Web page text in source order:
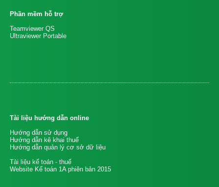
Phần mềm hỗ trợ
Teamviewer QS
Ultraviewer Portable
Tài liệu hướng dẫn online
Hướng dẫn sử dụng
Hướng dẫn kê khai thuế
Hướng dẫn quản lý cơ sở dữ liệu
Tài liệu kế toán - thuế
Website Kế toán 1A phiên bản 2015